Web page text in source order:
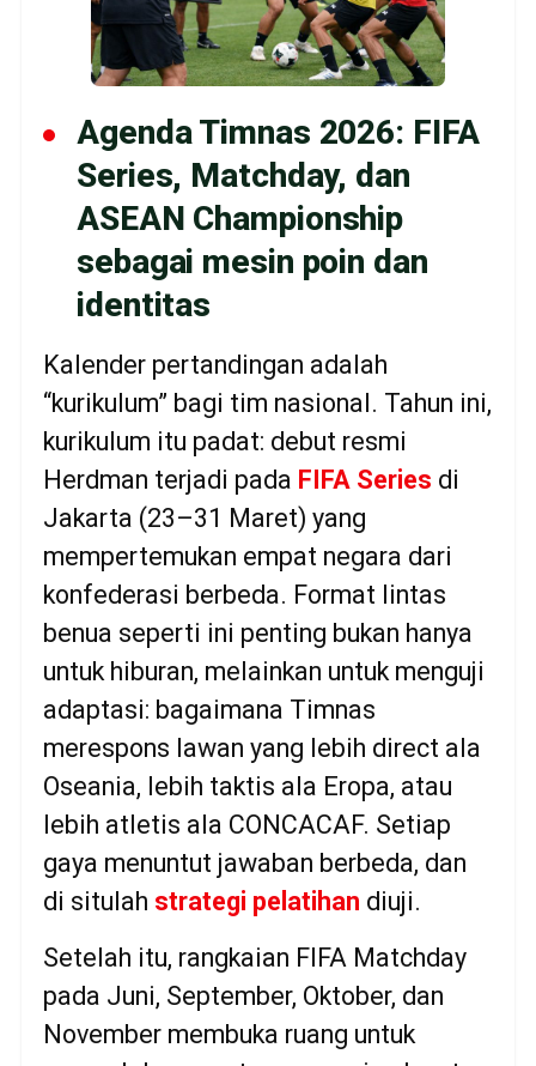
Agenda Timnas 2026: FIFA
Series, Matchday, dan
ASEAN Championship
sebagai mesin poin dan
identitas
Kalender pertandingan adalah
“kurikulum” bagi tim nasional. Tahun ini,
kurikulum itu padat: debut resmi
Herdman terjadi pada FIFA Series di
Jakarta (23–31 Maret) yang
mempertemukan empat negara dari
konfederasi berbeda. Format lintas
benua seperti ini penting bukan hanya
untuk hiburan, melainkan untuk menguji
adaptasi: bagaimana Timnas
merespons lawan yang lebih direct ala
Oseania, lebih taktis ala Eropa, atau
lebih atletis ala CONCACAF. Setiap
gaya menuntut jawaban berbeda, dan
di situlah strategi pelatihan diuji.
Setelah itu, rangkaian FIFA Matchday
pada Juni, September, Oktober, dan
November membuka ruang untuk